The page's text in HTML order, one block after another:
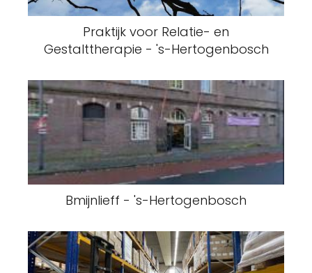
Praktijk voor Relatie- en
Gestalttherapie - 's-Hertogenbosch
Bmijnlieff - 's-Hertogenbosch